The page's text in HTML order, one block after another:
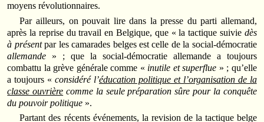
moyens révolutionnaires.
Par ailleurs, on pouvait lire dans la presse du parti allemand,
après la reprise du travail en Belgique, que « la tactique suivie dès
à présentpar les camarades belges est celle de la social-démocratie
allemande » ; que la social-démocratie allemande a toujours
combattu la grève générale comme « inutile et superflue » ; qu’elle
a toujours «considéré l’éducation politique et l’organisation de la
classe ouvrière comme la seule préparation sûre pour la conquête
du pouvoir politique ».
Partant des récents événements, la revision de la tactique belge